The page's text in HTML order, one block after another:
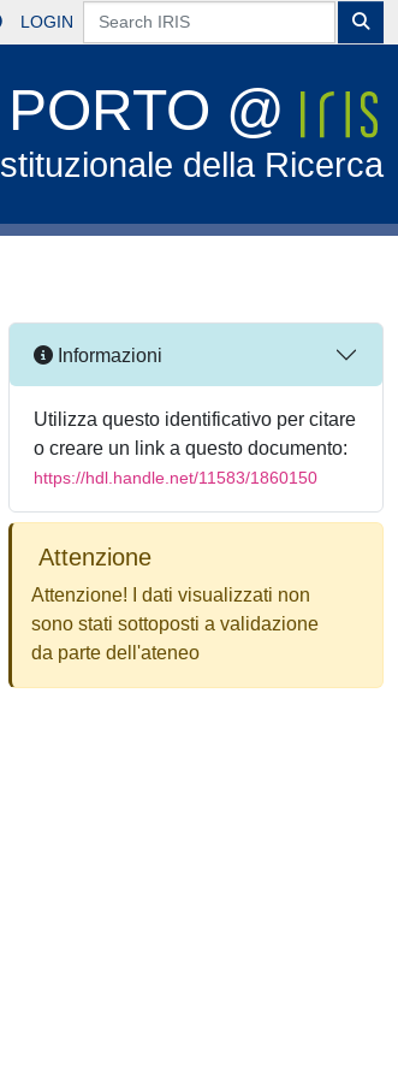
LOGIN
PORTO @
della Ricerca
Informazioni
Utilizza questo identificativo per citare
o creare un link a questo documento:
https://hdl.handle.net/11583/1860150
Attenzione
Attenzione! I dati visualizzati non
sono stati sottoposti a validazione
da parte dell'ateneo